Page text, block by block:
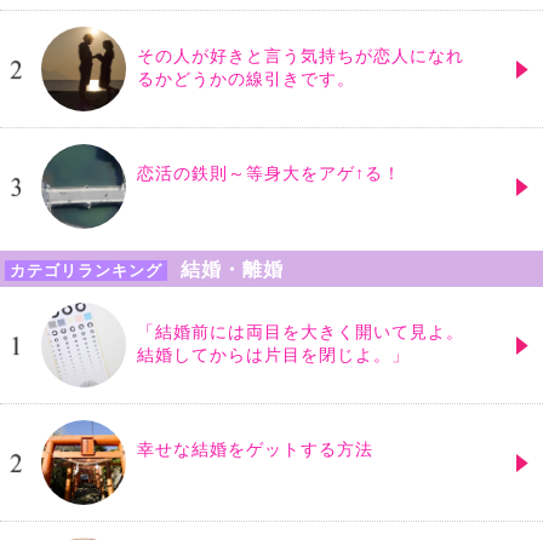
その人が好きと言う気持ちが恋人になれ
るかどうかの線引きです。
恋活の鉄則～等身大をアゲ↑る！
カテゴリランキング 結婚・離婚
「結婚前には両目を大きく開いて見よ。
結婚してからは片目を閉じよ。」
幸せな結婚をゲットする方法